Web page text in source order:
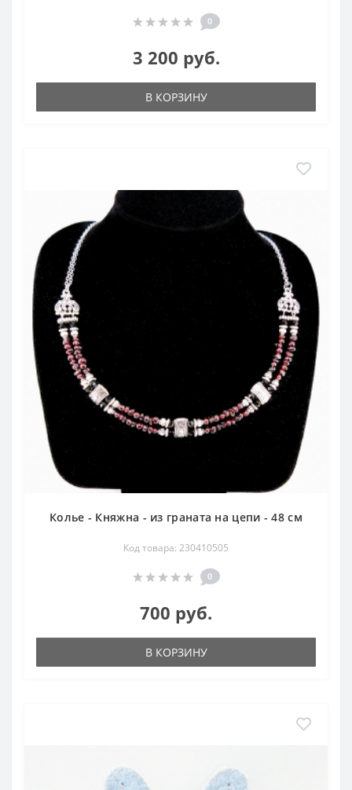
0
3 200 руб.
В КОРЗИНУ
Колье - Княжна - из граната на цепи - 48 см
Код товара: 230410505
0
700 руб.
В КОРЗИНУ